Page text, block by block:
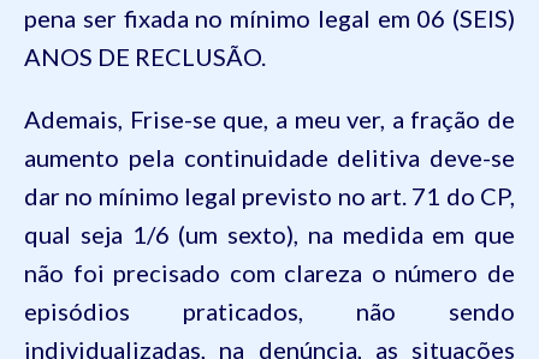
pena ser fixada no mínimo legal em 06 (SEIS)
ANOS DE RECLUSÃO.
Ademais, Frise-se que, a meu ver, a fração de
aumento pela continuidade delitiva deve-se
dar no mínimo legal previsto no art. 71 do CP,
qual seja 1/6 (um sexto), na medida em que
não foi precisado com clareza o número de
episódios praticados, não sendo
individualizadas, na denúncia, as situações